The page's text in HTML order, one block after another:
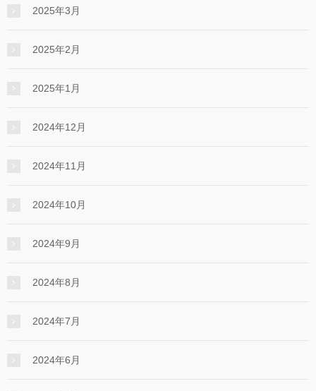
2025年3月
2025年2月
2025年1月
2024年12月
2024年11月
2024年10月
2024年9月
2024年8月
2024年7月
2024年6月